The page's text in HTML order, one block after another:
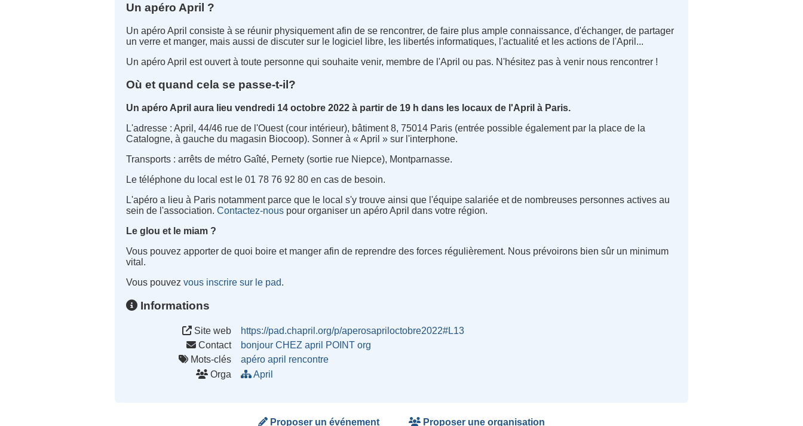
Un apéro April ?
Un apéro April consiste à se réunir physiquement afin de se rencontrer, de faire plus ample connaissance, d'échanger, de partager
un verre et manger, mais aussi de discuter sur le logiciel libre, les libertés informatiques, l'actualité et les actions de l'April...
Un apéro April est ouvert à toute personne qui souhaite venir, membre de l'April ou pas. N'hésitez pas à venir nous rencontrer !
Où et quand cela se passe-t-il?
Un apéro April aura lieu vendredi 14 octobre 2022 à partir de 19 h dans les locaux de l'April à Paris.
L'adresse : April, 44/46 rue de l'Ouest (cour intérieur), bâtiment 8, 75014 Paris (entrée possible également par la place de la
Catalogne, à gauche du magasin Biocoop). Sonner à « April » sur l'interphone.
Transports : arrêts de métro Gaîté, Pernety (sortie rue Niepce), Montparnasse.
Le téléphone du local est le 01 78 76 92 80 en cas de besoin.
L'apéro a lieu à Paris notamment parce que le local s'y trouve ainsi que l'équipe salariée et de nombreuses personnes actives au
sein de l'association.Contactez-nous pour organiser un apéro April dans votre région.
Le glou et le miam ?
Vous pouvez apporter de quoi boire et manger afin de reprendre des forces régulièrement. Nous prévoirons bien sûr un minimum
vital.
Vous pouvezvous inscrire sur le pad.
Informations
Site web
https://pad.chapril.org/p/aperosapriloctobre2022#L13
Contact
bonjour CHEZ april POINT org
Mots-clés
apéro april rencontre
Orga
April
Proposer un événement Proposer une organisation